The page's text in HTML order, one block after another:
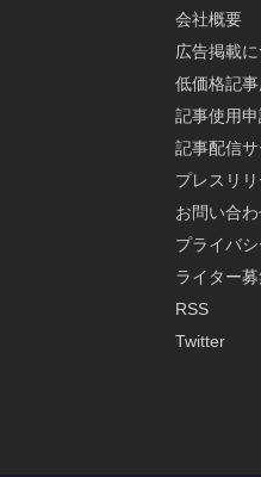
会社概要
広告掲載
低価格記事
記事使用
記事配信サ
プレスリ
お問い合
プライバ
ライター
RSS
Twitter